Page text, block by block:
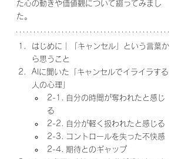
た心の動きや価値観について綴ってみまし
た。
はじめに｜「キャンセル」という言葉か
ら思うこと
AIに聞いた「キャンセルでイライラする
人の心理」
2-1. 自分の時間が奪われたと感じ
る
2-2. 自分が軽く扱われたと感じる
2-3. コントロールを失った不快感
2-4. 期待とのギャップ